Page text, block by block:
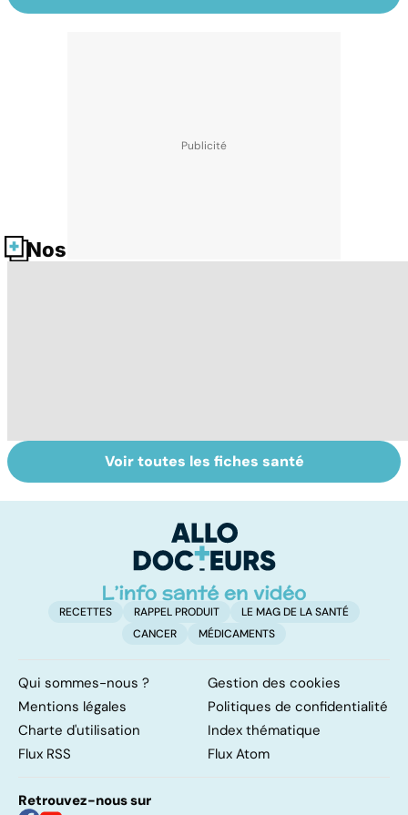
Nos fiches santé
Femmes :
comment
Bien vivre la
ménopause
Voir toutes les fiches santé
RECETTES RAPPEL PRODUIT
LE MAG DE LA SANTÉ
CANCER
MÉDICAMENTS
Qui sommes-nous ?
Gestion des cookies
Mentions légales
Politiques de confidentialité
Charte d'utilisation
Index thématique
Flux RSS
Flux Atom
Retrouvez-nous sur